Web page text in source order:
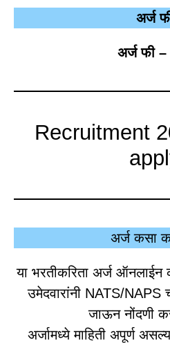
अर्ज
अर्ज फी –
Recruitment
अर्ज कसा
या भरतीकरिता अर्ज
उमेदवारांनी NATS/NAPS
जाऊन नोंदणी
अर्जामध्ये माहिती अपूर्ण